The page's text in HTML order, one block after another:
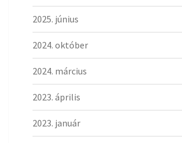
2025. június
2024. október
2024. március
2023. április
2023. január